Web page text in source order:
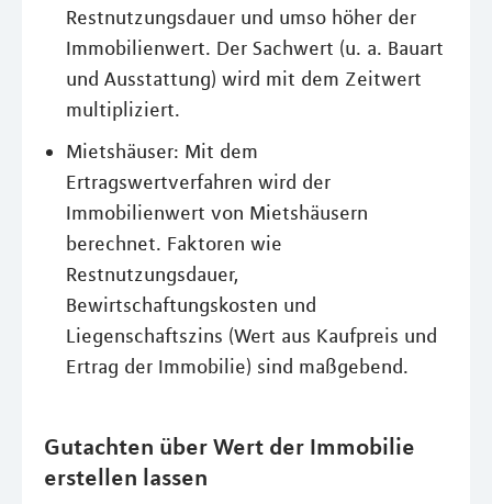
Restnutzungsdauer und umso höher der
Immobilienwert. Der Sachwert (u. a. Bauart
und Ausstattung) wird mit dem Zeitwert
multipliziert.
Mietshäuser: Mit dem
Ertragswertverfahren wird der
Immobilienwert von Mietshäusern
berechnet. Faktoren wie
Restnutzungsdauer,
Bewirtschaftungskosten und
Liegenschaftszins (Wert aus Kaufpreis und
Ertrag der Immobilie) sind maßgebend.
Gutachten über Wert der Immobilie
erstellen lassen